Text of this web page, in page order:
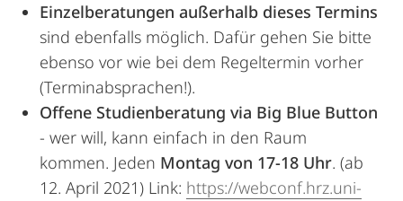
Einzelberatungen außerhalb dieses Termins
sind ebenfalls möglich. Dafür gehen Sie bitte
ebenso vor wie bei dem Regeltermin vorher
(Terminabsprachen!).
Offene Studienberatung via Big Blue Button
- wer will, kann einfach in den Raum
kommen. Jeden Montag von 17-18 Uhr. (ab
12. April 2021) Link: https://webconf.hrz.uni-